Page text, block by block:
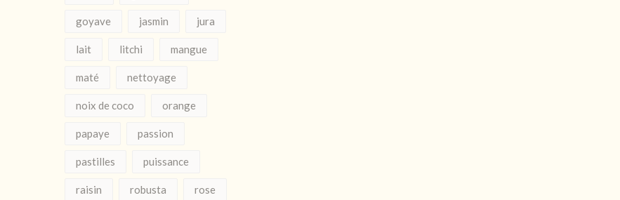
goyave jasmin jura
lait litchi mangue
maté nettoyage
noix de coco orange
papaye passion
pastilles puissance
raisin robusta rose